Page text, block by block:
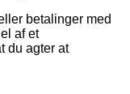
betalinger med
af et
du agter at